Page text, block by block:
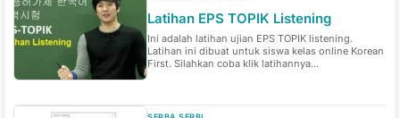
Latihan EPS TOPIK Listening
Ini adalah latihan ujian EPS TOPIK listening.
Latihan ini dibuat untuk siswa kelas online Korean
First. Silahkan coba klik latihannya...